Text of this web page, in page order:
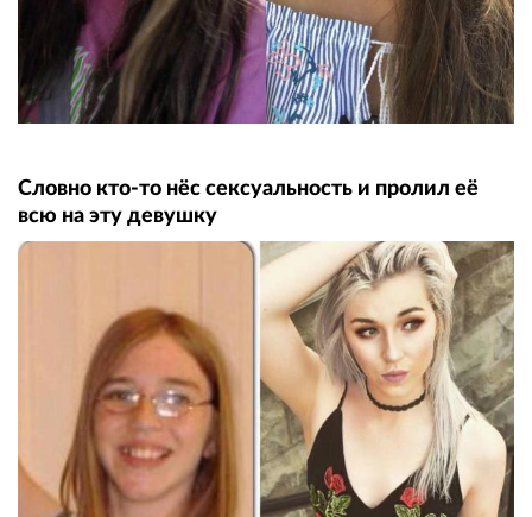
Словно кто-то нёс сексуальность и пролил её
всю на эту девушку